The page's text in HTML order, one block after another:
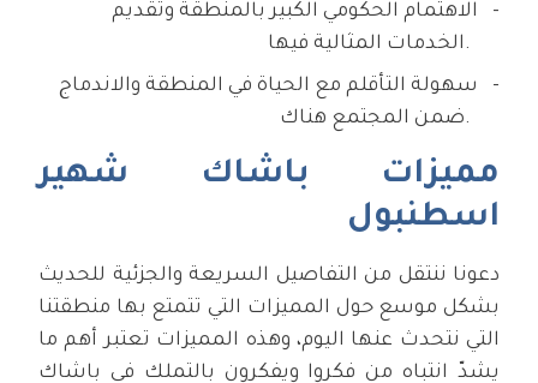
الاهتمام الحكومي الكبير بالمنطقة وتقديم
الخدمات المثالية فيها.
سهولة التأقلم مع الحياة في المنطقة والاندماج
ضمن المجتمع هناك.
مميزات باشاك شهير
اسطنبول
دعونا ننتقل من التفاصيل السريعة والجزئية للحديث
بشكل موسع حول المميزات التي تتمتع بها منطقتنا
التي نتحدث عنها اليوم، وهذه المميزات تعتبر أهم ما
يشدّ انتباه من فكروا ويفكرون بالتملك في باشاك